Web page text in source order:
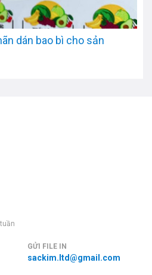
dán bao bì cho sản
GỬI FILE IN
sackim.ltd@gmail.com